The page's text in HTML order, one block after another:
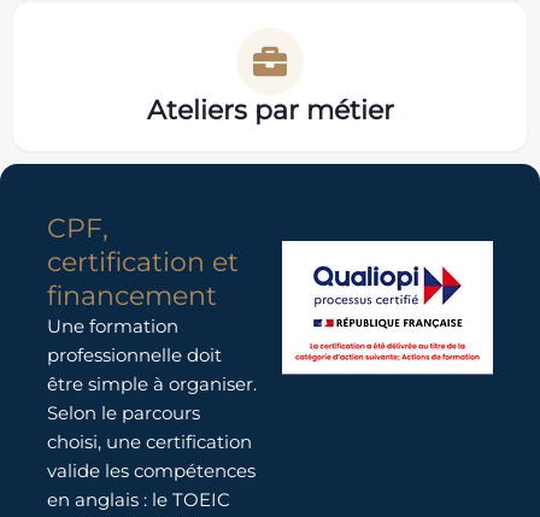
Ateliers par métier
CPF,
certification et
financement
Une formation
professionnelle doit
être simple à organiser.
Selon le parcours
choisi, une certification
valide les compétences
en anglais : le TOEIC